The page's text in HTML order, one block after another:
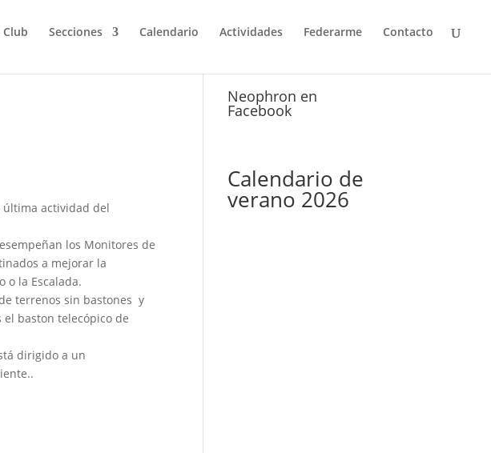
Club Secciones Calendario Actividades Federarme Contacto
última actividad del
los Monitores de
a mejorar la
o la Escalada.
terrenos sin bastones y
baston telecópico de
dirigido a un
Neophron en
Facebook
Calendario de
verano 2026